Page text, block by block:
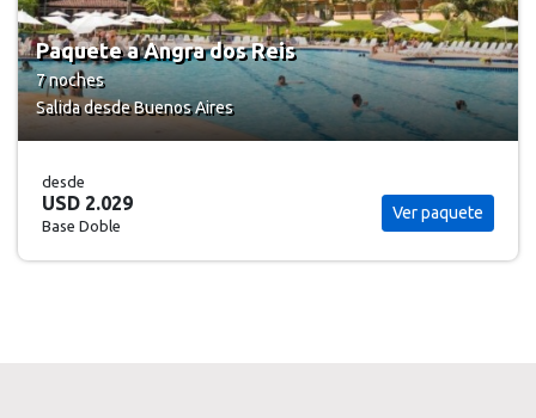
Paquete a Angra dos Reis
7 noches
Salida desde Buenos Aires
desde
USD 2.029
Base Doble
Ver paquete